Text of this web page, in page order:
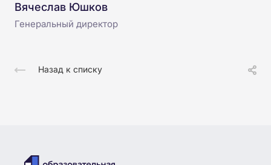
Вячеслав Юшков
Генеральный директор
Назад к списку